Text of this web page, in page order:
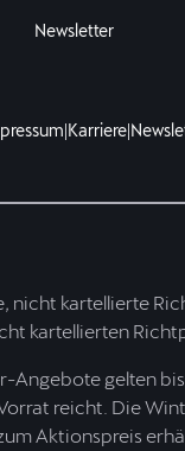
Newsletter
|Karriere|
nicht kartellierte
kartellierten
Angebote gelten
reicht. Die
Aktionspreis